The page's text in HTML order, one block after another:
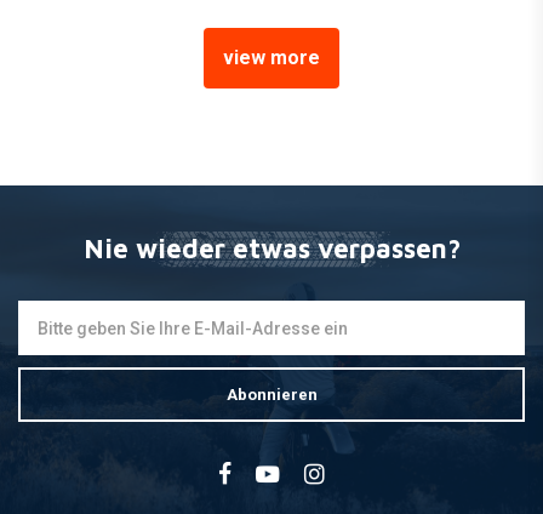
Sätteln
view more
Nie wieder etwas verpassen?
Abonnieren